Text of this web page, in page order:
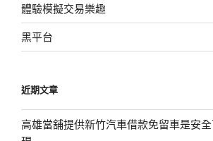
體驗模擬交易樂趣
黑平台
近期文章
高雄當舖提供新竹汽車借款免留車是安